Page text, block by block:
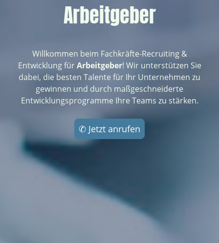
Arbeitgeber
Willkommen beim Fachkräfte-Recruiting &
Entwicklung fürArbeitgeber! Wir unterstützen Sie
dabei, die besten Talente für Ihr Unternehmen zu
gewinnen und durch maßgeschneiderte
Entwicklungsprogramme Ihre Teams zu stärken.
✆ Jetzt anrufen